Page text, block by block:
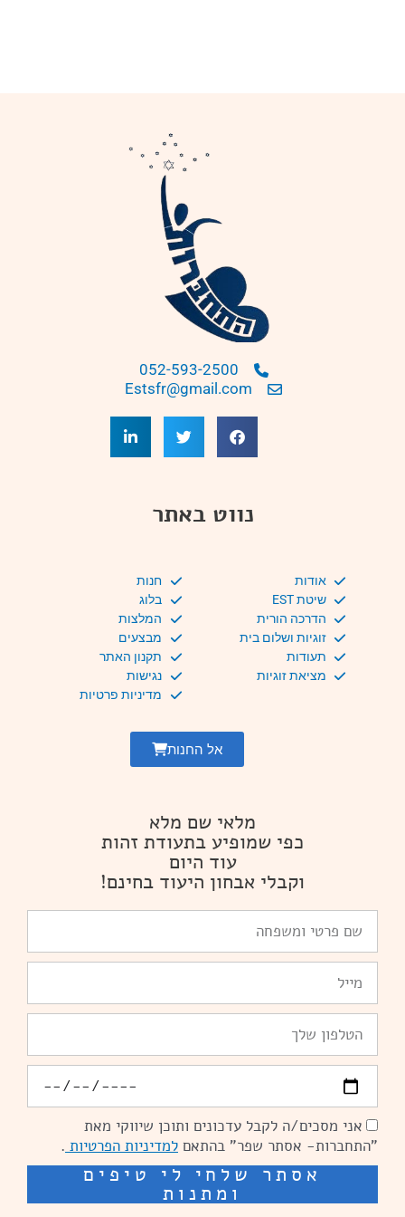
052-593-2500
Estsfr@gmail.com
נווט באתר
אודות
שיטת EST
הדרכה הורית
זוגיות ושלום בית
תעודות
מציאת זוגיות
חנות
בלוג
המלצות
מבצעים
תקנון האתר
נגישות
מדיניות פרטיות
אל החנות
מלאי שם מלא
כפי שמופיע בתעודת זהות
עוד היום
וקבלי אבחון היעוד בחינם!
פרטי
ומשפחה
הסכמהאני מסכים/ה לקבל עדכונים ותוכן שיווקי מאת
"התחברות- אסתר שפר" בהתאם למדיניות הפרטיות .
אסתר שלחי לי טיפים
ומתנות